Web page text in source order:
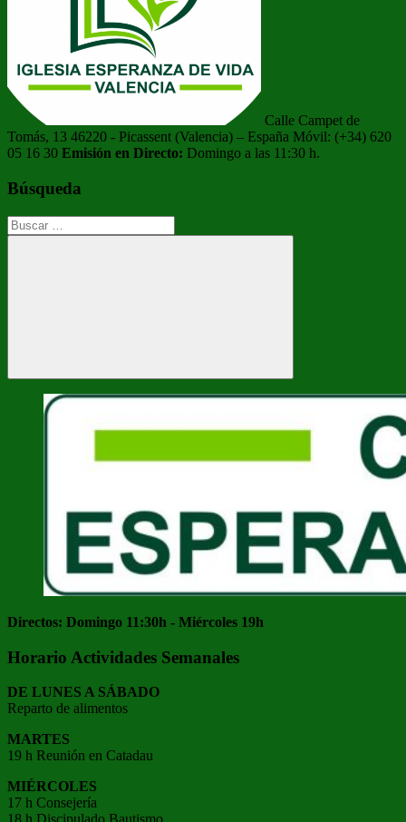
Calle Campet de
Tomás, 13 46220 - Picassent (Valencia) – España Móvil: (+34) 620
05 16 30 Emisión en Directo: Domingo a las 11:30 h.
Búsqueda
Buscar:
Buscar
Directos: Domingo 11:30h - Miércoles 19h
Horario Actividades Semanales
DE LUNES A SÁBADO
Reparto de alimentos
MARTES
19 h Reunión en Catadau
MIÉRCOLES
17 h Consejería